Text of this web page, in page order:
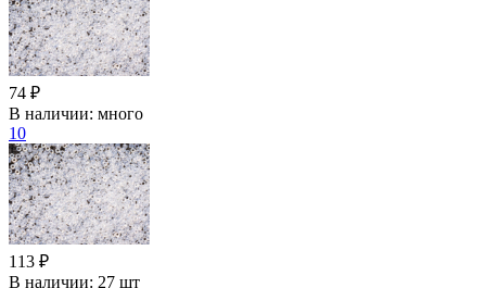
74 ₽
В наличии: много
10
113 ₽
В наличии: 27 шт